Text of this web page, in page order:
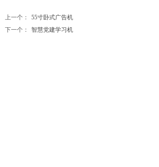
上一个：
55寸卧式广告机
下一个：
智慧党建学习机